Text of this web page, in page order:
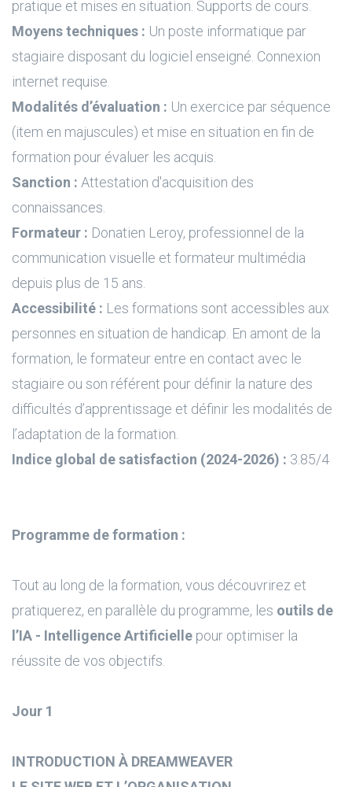
pratique et mises en situation. Supports de cours.
Moyens techniques : Un poste informatique par
stagiaire disposant du logiciel enseigné. Connexion
internet requise.
Modalités d’évaluation : Un exercice par séquence
(item en majuscules) et mise en situation en fin de
formation pour évaluer les acquis.
Sanction : Attestation d'acquisition des
connaissances.
Formateur : Donatien Leroy, professionnel de la
communication visuelle et formateur multimédia
depuis plus de 15 ans.
Accessibilité : Les formations sont accessibles aux
personnes en situation de handicap. En amont de la
formation, le formateur entre en contact avec le
stagiaire ou son référent pour définir la nature des
difficultés d’apprentissage et définir les modalités de
l’adaptation de la formation.
Indice global de satisfaction (2024-2026) : 3.85/4
Programme de formation :
Tout au long de la formation, vous découvrirez et
pratiquerez, en parallèle du programme, les outils de
l’IA - Intelligence Artificielle pour optimiser la
réussite de vos objectifs.
Jour 1
INTRODUCTION À DREAMWEAVER